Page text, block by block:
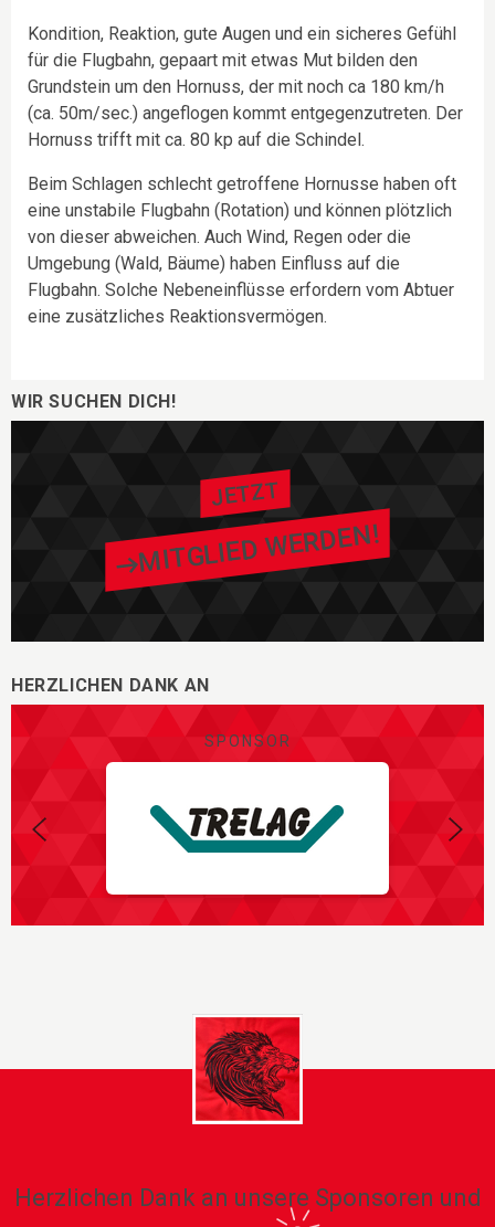
Kondition, Reaktion, gute Augen und ein sicheres Gefühl
für die Flugbahn, gepaart mit etwas Mut bilden den
Grundstein um den Hornuss, der mit noch ca 180 km/h
(ca. 50m/sec.) angeflogen kommt entgegenzutreten. Der
Hornuss trifft mit ca. 80 kp auf die Schindel.
Beim Schlagen schlecht getroffene Hornusse haben oft
eine unstabile Flugbahn (Rotation) und können plötzlich
von dieser abweichen. Auch Wind, Regen oder die
Umgebung (Wald, Bäume) haben Einfluss auf die
Flugbahn. Solche Nebeneinflüsse erfordern vom Abtuer
eine zusätzliches Reaktionsvermögen.
WIR SUCHEN DICH!
JETZT
MITGLIED WERDEN!
HERZLICHEN DANK AN
SPONSOR
Zurück
Herzlichen Dank an unsere Sponsoren und